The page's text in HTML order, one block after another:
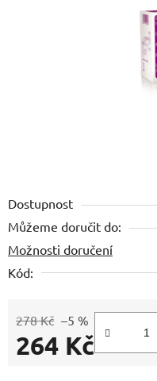
Dostupnost
Můžeme doručit do:
Možnosti doručení
Kód:
278 Kč –5 %
264 Kč